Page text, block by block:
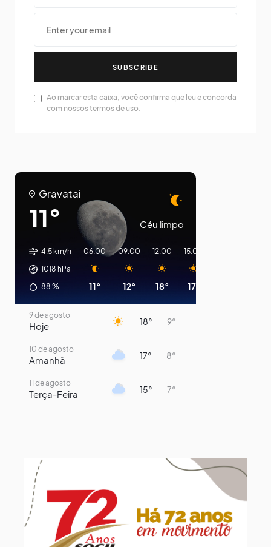
SUBSCRIBE
Ao marcar esta caixa, você confirma que leu e concorda
com nossos termos de uso.
Gravataí
11° Céu limpo
4.5 km/h
1018 hPa
88 %
06:00
11°
09:00
12°
12:00
18°
15:00
17°
9 de agosto
Hoje 18° 9°
10 de agosto
Amanhã 17° 8°
11 de agosto
Terça-Feira 15° 7°
Quinta-Feira 13°
14 de agosto
Sexta-Feira
15 de agosto
Sábado 21° 16°